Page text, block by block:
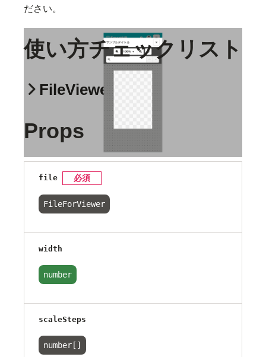
ださい。
使い方チェックリスト
FileViewer
Props
file 必須
FileForViewer
width
number
scaleSteps
number[]